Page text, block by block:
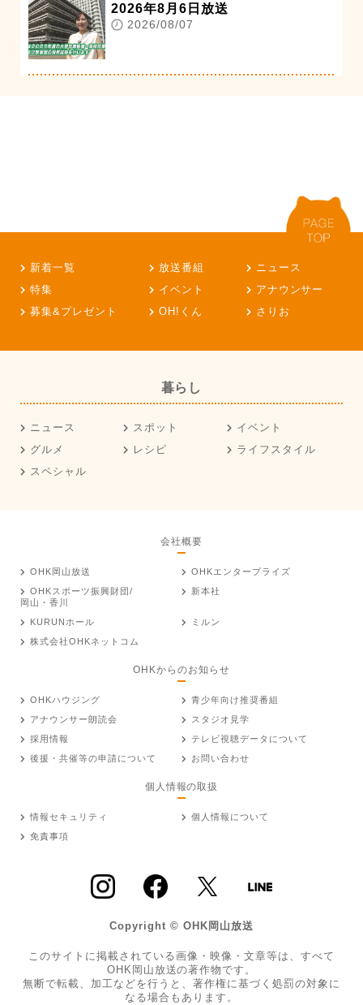
2026年8月6日放送
2026/08/07
新着一覧 放送番組
ニュース
特集
イベント
アナウンサー
募集&プレゼント
OH!くん さりお
暮らし
ニュース スポット
イベント
グルメ
レシピ
ライフスタイル
スペシャル
会社概要
OHK岡山放送
OHKエンタープライズ
OHKスポーツ振興財団/
岡山・香川
新本社
KURUNホール
ミルン
株式会社OHKネットコム
OHKからのお知らせ
OHKハウジング
青少年向け推奨番組
アナウンサー朗読会
スタジオ見学
採用情報
テレビ視聴データについて
後援・共催等の申請について
お問い合わせ
個人情報の取扱
情報セキュリティ
個人情報について
免責事項
Copyright © OHK岡山放送
このサイトに掲載されている画像・映像・文章等は、すべて
OHK岡山放送の著作物です。
無断で転載、加工などを行うと、著作権に基づく処罰の対象に
なる場合もあります。